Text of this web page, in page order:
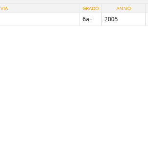
VIA GRADO ANNO
6a+ 2005